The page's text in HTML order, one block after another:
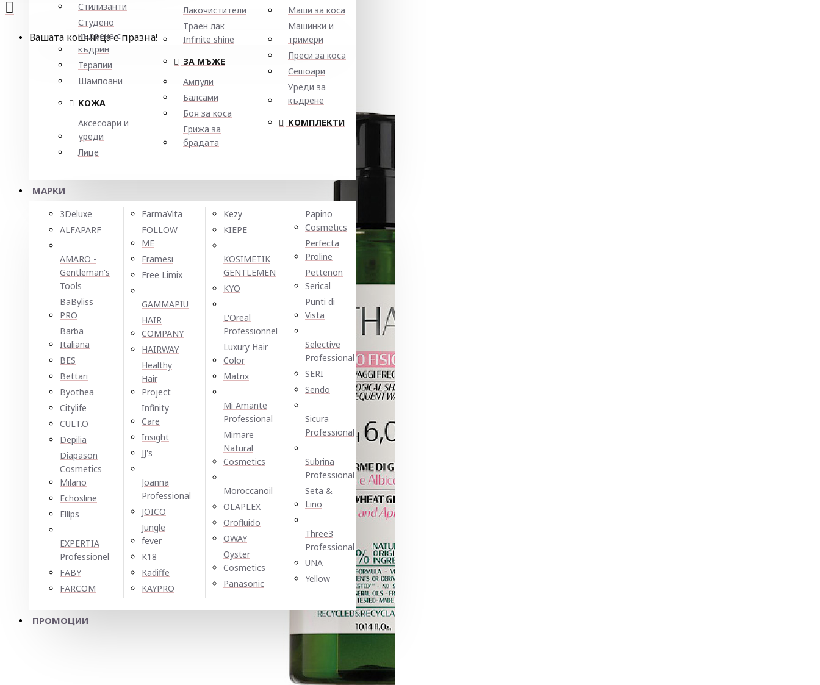
Стилизанти
Студено
къдрене с
къдрин
Терапии
Шампоани
КОЖА
Аксесоари и
уреди
Лице
Лакочистители
Траен лак
Infinite shine
ЗА МЪЖЕ
Ампули
Балсами
Боя за коса
Грижа за
брадата
Маши за коса
Машинки и
тримери
Преси за коса
Сешоари
Уреди за
къдрене
КОМПЛЕКТИ
МАРКИ
3Deluxe
ALFAPARF
AMARO -
Gentleman's
Tools
BaByliss
PRO
Barba
Italiana
BES
Bettari
Byothea
Citylife
CULT.O
Depilia
Diapason
Cosmetics
Milano
Echosline
Ellірѕ
EXPERTIA
Professionel
FABY
FARCOM
FarmaVita
FOLLOW
ME
Framesi
Free Limix
GAMMAPIU
HAIR
COMPANY
HAIRWAY
Healthy
Hair
Project
Infinity
Care
Insight
JJ's
Joanna
Professional
JOICO
Jungle
fever
K18
Kadiffe
KAYPRO
Kezy
KIEPE
KOSIMETIK
GENTLEMEN
KYO
L'Oreal
Professionnel
Luxury Hair
Color
Matrix
Mi Amante
Professional
Mimare
Natural
Cosmetics
Moroccanoil
OLAPLEX
Orofluido
OWAY
Oyster
Cosmetics
Panasonic
Papino
Cosmetics
Perfecta
Proline
Pettenon
Serical
Punti di
Vista
Selective
Professional
SERI
Sendo
Sicura
Professional
Subrina
Professional
Seta &
Lino
Three3
Professional
UNA
Yellow
ПРОМОЦИИ
Вашата кошница е празна!